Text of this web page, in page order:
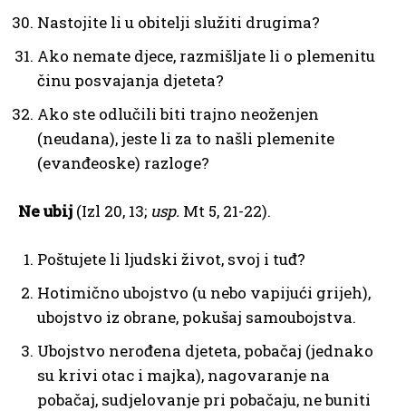
Nastojite li u obitelji služiti drugima?
Ako nemate djece, razmišljate li o plemenitu
činu posvajanja djeteta?
Ako ste odlučili biti trajno neoženjen
(neudana), jeste li za to našli plemenite
(evanđeoske) razloge?
Ne ubij (Izl 20, 13; usp. Mt 5, 21-22).
Poštujete li ljudski život, svoj i tuđ?
Hotimično ubojstvo (u nebo vapijući grijeh),
ubojstvo iz obrane, pokušaj samoubojstva.
Ubojstvo nerođena djeteta, pobačaj (jednako
su krivi otac i majka), nagovaranje na
pobačaj, sudjelovanje pri pobačaju, ne buniti